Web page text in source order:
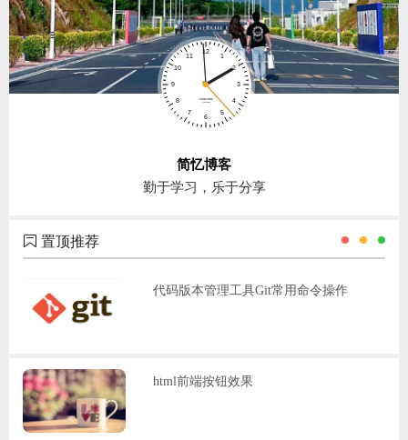
简忆博客
勤于学习，乐于分享
置顶推荐
代码版本管理工具Git常用命令操作
html前端按钮效果